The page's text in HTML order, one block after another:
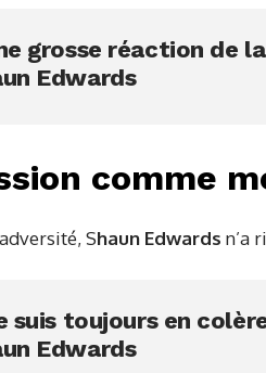
grosse réaction de
Edwards
comme
Shaun Edwards n’a
suis toujours en
Edwards